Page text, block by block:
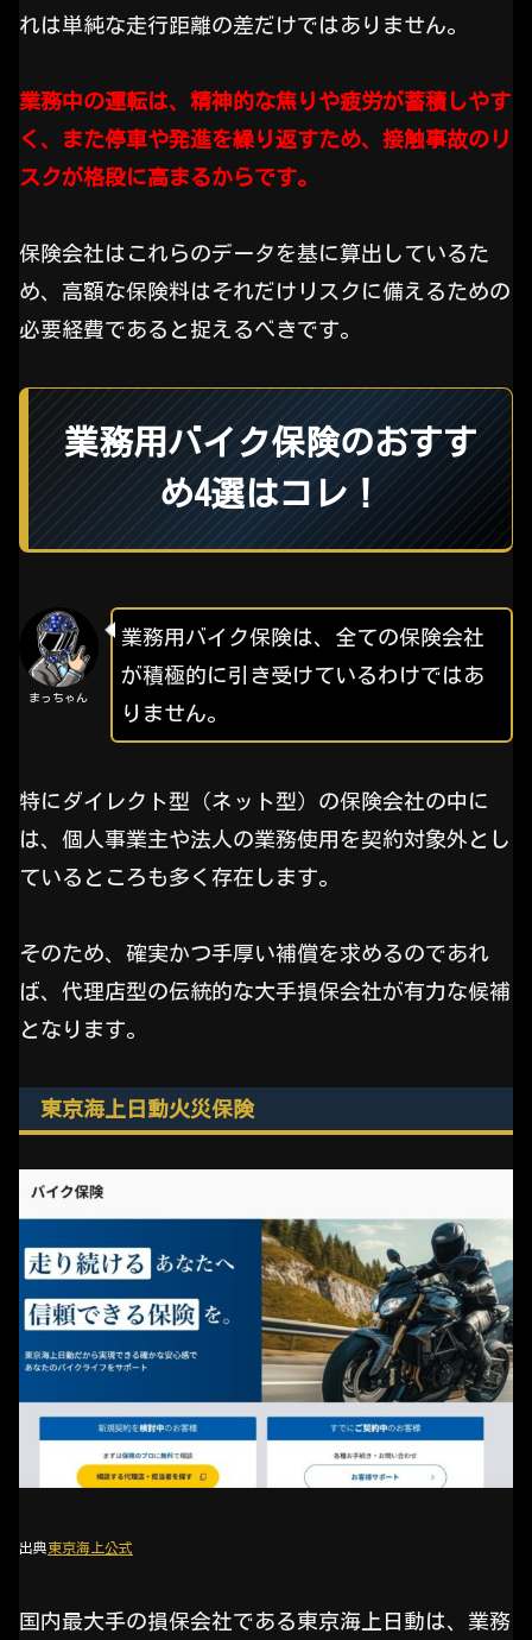
れは単純な走行距離の差だけではありません。
業務中の運転は、精神的な焦りや疲労が蓄積しやす
く、また停車や発進を繰り返すため、接触事故のリ
スクが格段に高まるからです。
保険会社はこれらのデータを基に算出しているた
め、高額な保険料はそれだけリスクに備えるための
必要経費であると捉えるべきです。
業務用バイク保険のおすす
め4選はコレ！
まっちゃん
業務用バイク保険は、全ての保険会社
が積極的に引き受けているわけではあ
りません。
特にダイレクト型（ネット型）の保険会社の中に
は、個人事業主や法人の業務使用を契約対象外とし
ているところも多く存在します。
そのため、確実かつ手厚い補償を求めるのであれ
ば、代理店型の伝統的な大手損保会社が有力な候補
となります。
東京海上日動火災保険
出典東京海上公式
国内最大手の損保会社である東京海上日動は、業務